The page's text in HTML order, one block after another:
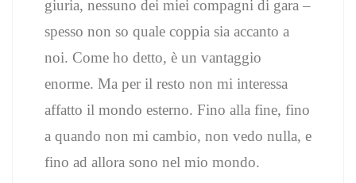
giuria, nessuno dei miei compagni di gara –
spesso non so quale coppia sia accanto a
noi. Come ho detto, è un vantaggio
enorme. Ma per il resto non mi interessa
affatto il mondo esterno. Fino alla fine, fino
a quando non mi cambio, non vedo nulla, e
fino ad allora sono nel mio mondo.